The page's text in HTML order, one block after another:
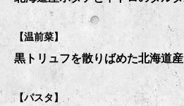
【温前菜】
黒トリュフを散りばめた北海道
【パスタ】